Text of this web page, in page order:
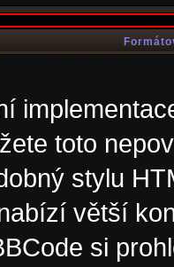
toto
stylu
větší
si